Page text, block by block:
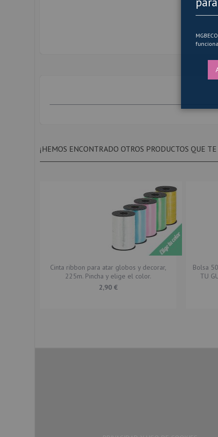
¡HEMOS ENCONTRADO OTROS PRODUCTOS QUE
Cinta ribbon para atar globos y decorar,
225m. Pincha y elige el color.
2,90 €
Bolsa
TU